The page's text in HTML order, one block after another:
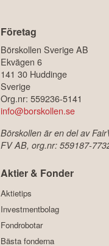
Företag
Börskollen Sverige AB
Ekvägen 6
141 30 Huddinge
Sverige
Org.nr: 559236-5141
info@borskollen.se
Börskollen är en del av
FV AB, org.nr: 559187-
Aktier & Fonder
Aktietips
Investmentbolag
Fondrobotar
Bästa fonderna